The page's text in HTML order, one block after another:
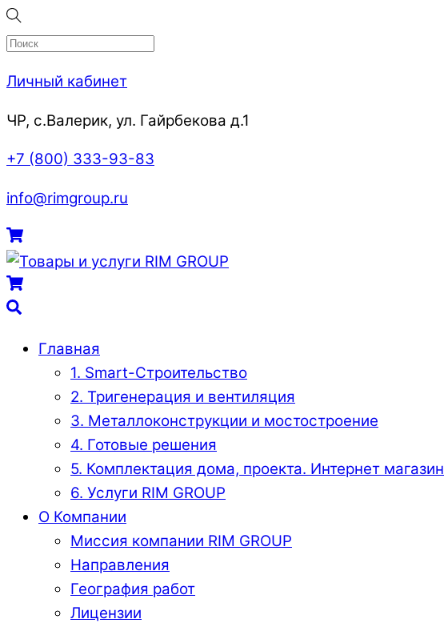
Skip
to
Личный кабинет
ЧР, с.Валерик, ул. Гайрбекова д.1
+7 (800) 333-93-83
info@rimgroup.ru
Menu
Cart
Cart
Поиск
Главная
1. Smart-Строительство
2. Тригенерация и вентиляция
3. Металлоконструкции и мостостроение
4. Готовые решения
5. Комплектация дома, проекта. Интернет магазин
6. Услуги RIM GROUP
О Компании
Миссия компании RIM GROUP
Направления
География работ
Лицензии